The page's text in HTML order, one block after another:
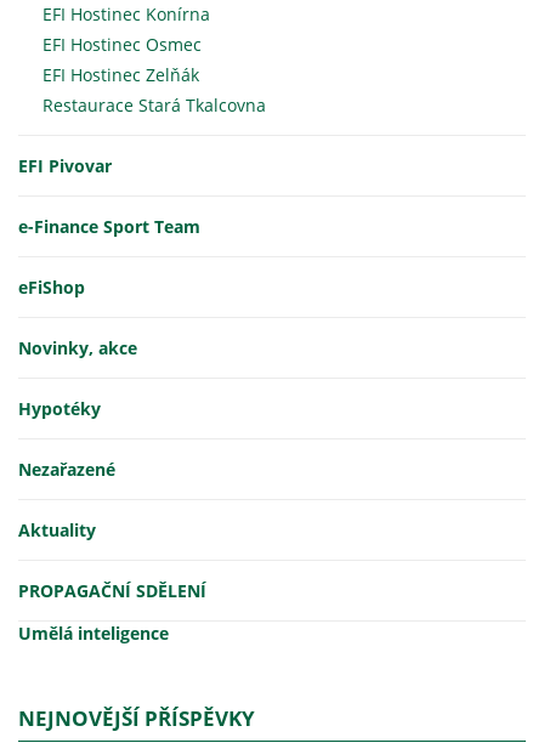
EFI Hostinec Konírna
EFI Hostinec Osmec
EFI Hostinec Zelňák
Restaurace Stará Tkalcovna
EFI Pivovar
e-Finance Sport Team
eFiShop
Novinky, akce
Hypotéky
Nezařazené
Aktuality
PROPAGAČNÍ SDĚLENÍ
Umělá inteligence
NEJNOVĚJŠÍ PŘÍSPĚVKY